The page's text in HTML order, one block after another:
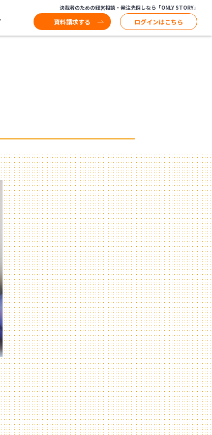
決裁者のための経営相談・発注先探しなら「ONLY STORY」
資料請求する ログインはこちら